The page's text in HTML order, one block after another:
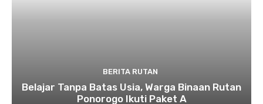
BERITA RUTAN
Belajar Tanpa Batas Usia, Warga Binaan Rutan
Ponorogo Ikuti Paket A